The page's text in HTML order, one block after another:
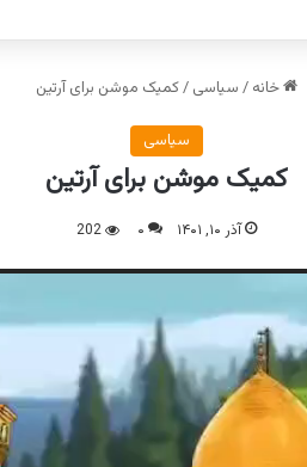
خانه / سیاسی /کمیک موشن برای آرتین
سیاسی
کمیک موشن برای آرتین
آذر ۱۰, ۱۴۰۱ ۰ 202